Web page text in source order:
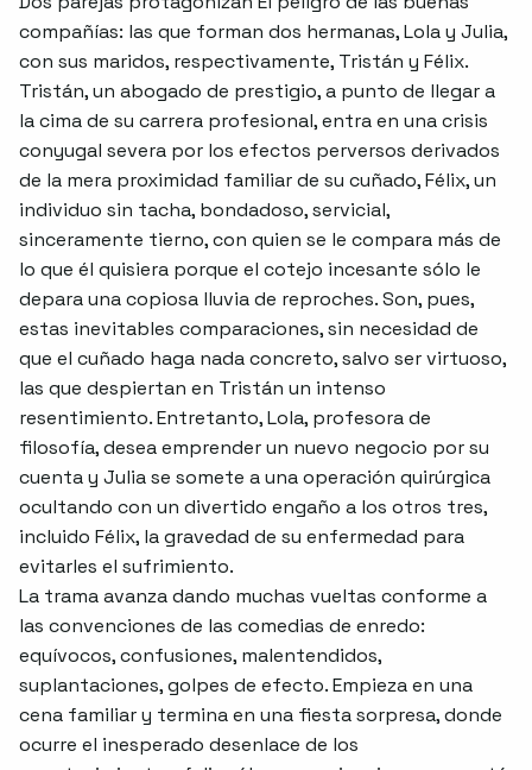
compañías: las que forman dos hermanas, Lola y Julia,
con sus maridos, respectivamente, Tristán y Félix.
Tristán, un abogado de prestigio, a punto de llegar a
la cima de su carrera profesional, entra en una crisis
conyugal severa por los efectos perversos derivados
de la mera proximidad familiar de su cuñado, Félix, un
individuo sin tacha, bondadoso, servicial,
sinceramente tierno, con quien se le compara más de
lo que él quisiera porque el cotejo incesante sólo le
depara una copiosa lluvia de reproches. Son, pues,
estas inevitables comparaciones, sin necesidad de
que el cuñado haga nada concreto, salvo ser virtuoso,
las que despiertan en Tristán un intenso
resentimiento. Entretanto, Lola, profesora de
filosofía, desea emprender un nuevo negocio por su
cuenta y Julia se somete a una operación quirúrgica
ocultando con un divertido engaño a los otros tres,
incluido Félix, la gravedad de su enfermedad para
evitarles el sufrimiento.
La trama avanza dando muchas vueltas conforme a
las convenciones de las comedias de enredo:
equívocos, confusiones, malentendidos,
suplantaciones, golpes de efecto. Empieza en una
cena familiar y termina en una fiesta sorpresa, donde
ocurre el inesperado desenlace de los